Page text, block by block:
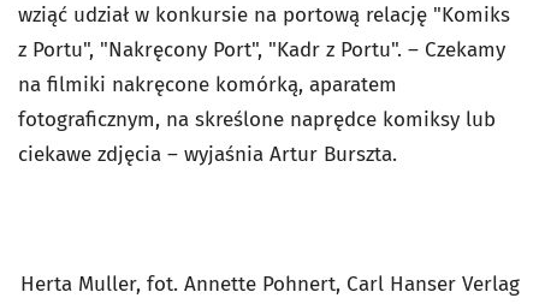
wziąć udział w konkursie na portową relację "Komiks
z Portu", "Nakręcony Port", "Kadr z Portu". – Czekamy
na filmiki nakręcone komórką, aparatem
fotograficznym, na skreślone naprędce komiksy lub
ciekawe zdjęcia – wyjaśnia Artur Burszta.
Herta Muller, fot. Annette Pohnert, Carl Hanser Verlag